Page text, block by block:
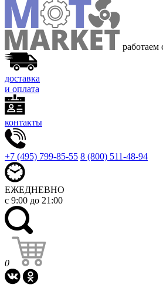
работаем
доставка
и оплата
контакты
+7 (495) 799-85-55 8 (800) 511-48-94
ЕЖЕДНЕВНО
с 9:00 до 21:00
0